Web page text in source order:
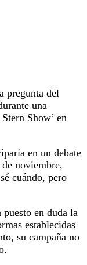
pregunta del
una
Show’ en
en un debate
noviembre,
cuándo, pero
en duda la
establecidas
su campaña no